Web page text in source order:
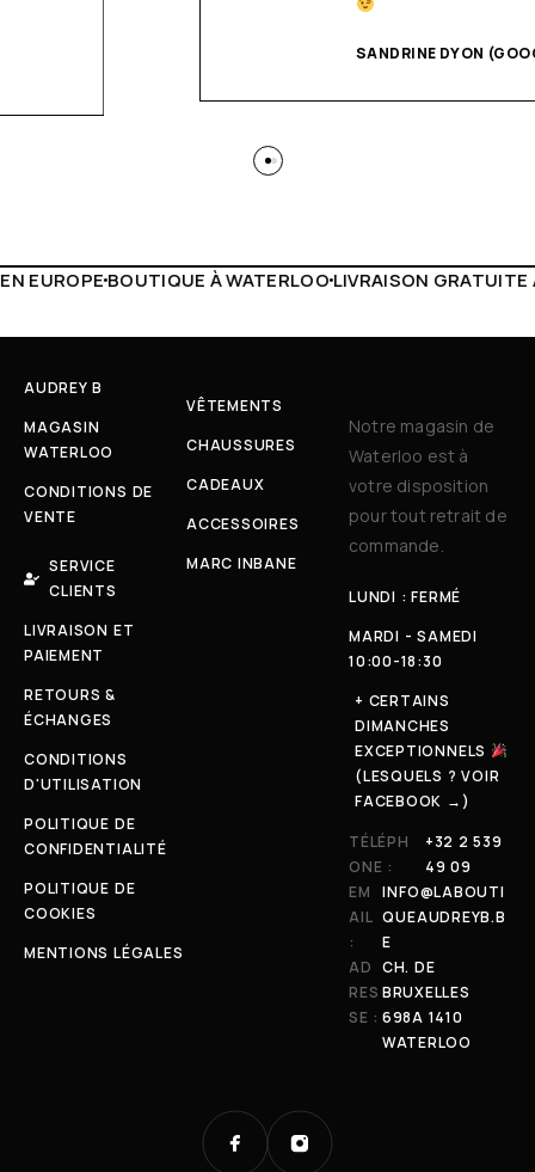
SANDRINE DYON (GOOGLE)
LIVRAISON GRATUITE À PARTIR DE 150€LIVE
AUDREY B
MAGASIN
WATERLOO
CONDITIONS DE
VENTE
SERVICE
CLIENTS
LIVRAISON ET
PAIEMENT
RETOURS &
ÉCHANGES
CONDITIONS
D'UTILISATION
POLITIQUE DE
CONFIDENTIALITÉ
POLITIQUE DE
COOKIES
MENTIONS LÉGALES
VÊTEMENTS
CHAUSSURES
CADEAUX
ACCESSOIRES
MARC INBANE
Notre magasin de
Waterloo est à
votre disposition
pour tout retrait de
commande.
LUNDI : FERMÉ
MARDI - SAMEDI
10:00-18:30
+ CERTAINS
DIMANCHES
EXCEPTIONNELS
(LESQUELS ? VOIR
FACEBOOK →)
TÉLÉPH
ONE :
+32 2 539
49 09
EM
AIL
:
INFO@LABOUTI
QUEAUDREYB.B
E
AD
RES
SE :
CH. DE
BRUXELLES
698A 1410
WATERLOO